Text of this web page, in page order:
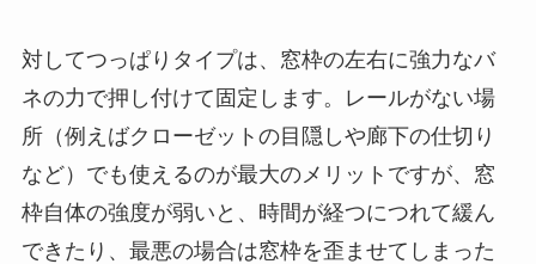
対してつっぱりタイプは、窓枠の左右に強力なバ
ネの力で押し付けて固定します。レールがない場
所（例えばクローゼットの目隠しや廊下の仕切り
など）でも使えるのが最大のメリットですが、窓
枠自体の強度が弱いと、時間が経つにつれて緩ん
できたり、最悪の場合は窓枠を歪ませてしまった